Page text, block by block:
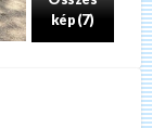
kép (7)